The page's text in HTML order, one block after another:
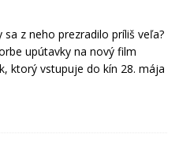
z neho prezradilo príliš veľa?
upútavky na nový film
ktorý vstupuje do kín 28. mája